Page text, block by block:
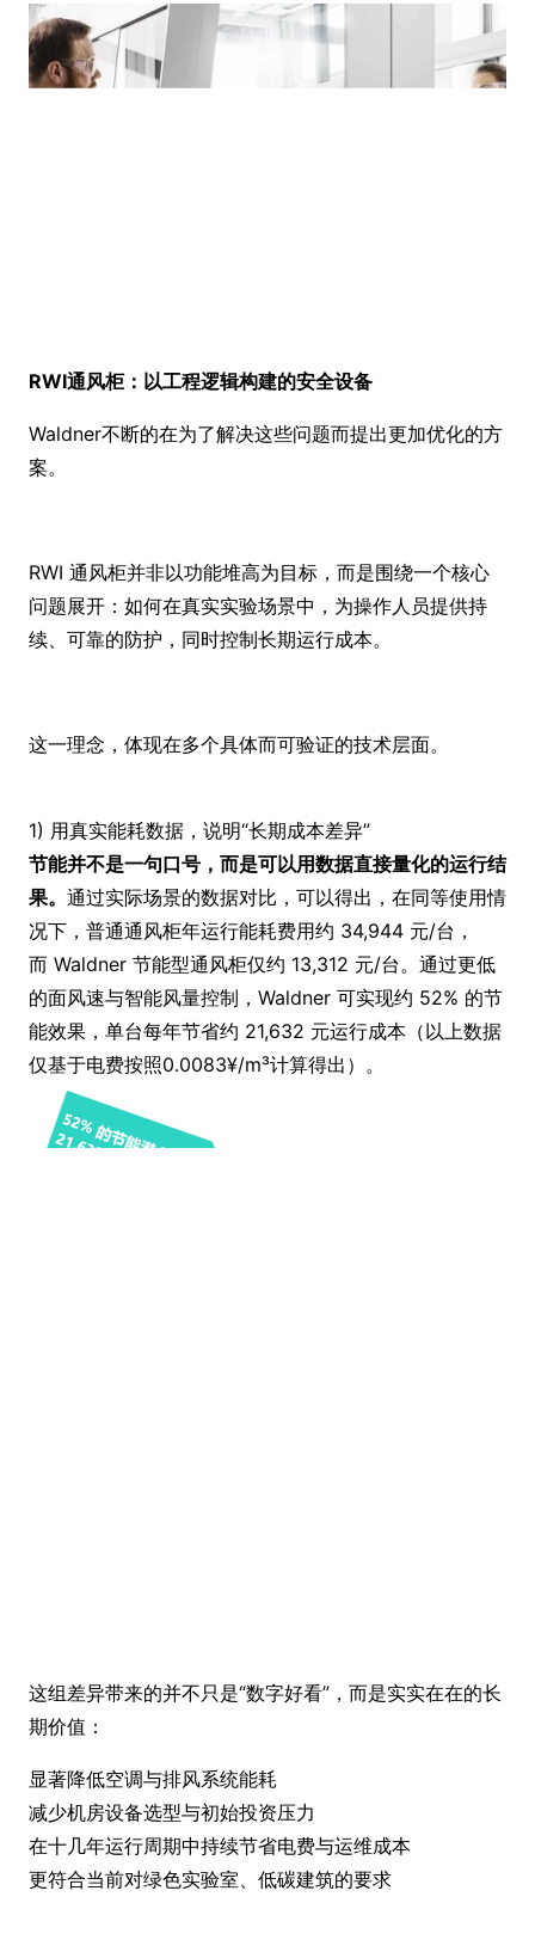
RWI通风柜：以工程逻辑构建的安全设备
Waldner不断的在为了解决这些问题而提出更加优化的方
案。
RWI 通风柜并非以功能堆高为目标，而是围绕一个核心
问题展开： 如何在真实实验场景中，为操作人员提供持
续、可靠的防护，同时控制长期运行成本。
这一理念，体现在多个具体而可验证的技术层面。
1) 用真实能耗数据，说明“长期成本差异”
节能并不是一句口号，而是可以用数据直接量化的运行结
果。 通过实际场景的数据对比，可以得出，在同等使用情
况下，普通通风柜年运行能耗费用约 34,944 元/台，
而 Waldner 节能型通风柜仅约 13,312 元/台。通过更低
的面风速与智能风量控制， Waldner 可实现约 52% 的节
能效果，单台每年节省约 21,632 元运行成本 （以上数据
仅基于电费按照0.0083¥/m³计算得出 ） 。
这组差异带来的并不只是“数字好看” ，而是实实在在的长
期价值：
显著降低空调与排风系统能耗
减少机房设备选型与初始投资压力
在十几年运行周期中持续节省电费与运维成本
更符合当前对绿色实验室、低碳建筑的要求